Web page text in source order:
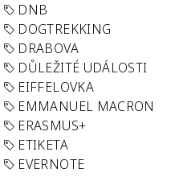
DNB
DOGTREKKING
DRABOVA
DŮLEŽITÉ UDÁLOSTI
EIFFELOVKA
EMMANUEL MACRON
ERASMUS+
ETIKETA
EVERNOTE